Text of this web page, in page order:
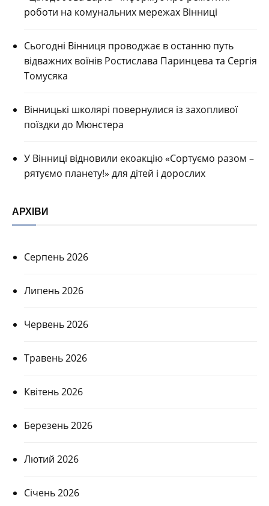
роботи на комунальних мережах Вінниці
Сьогодні Вінниця проводжає в останню путь
відважних воїнів Ростислава Паринцева та Сергія
Томусяка
Вінницькі школярі повернулися із захопливої
поїздки до Мюнстера
У Вінниці відновили екоакцію «Сортуємо разом –
рятуємо планету!» для дітей і дорослих
АРХІВИ
Серпень 2026
Липень 2026
Червень 2026
Травень 2026
Квітень 2026
Березень 2026
Лютий 2026
Січень 2026